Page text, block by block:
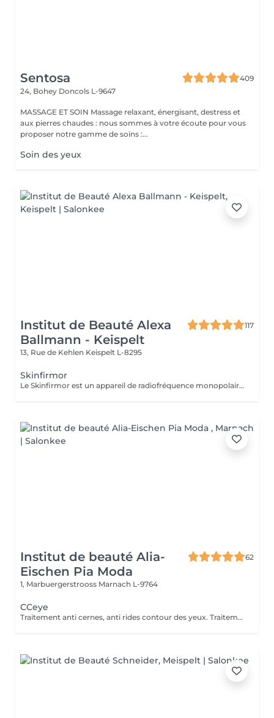
Sentosa
409
24, Bohey Doncols L-9647
MASSAGE ET SOIN Massage relaxant, énergisant, destress et
aux pierres chaudes : nous sommes à votre écoute pour vous
proposer notre gamme de soins :...
Soin des yeux
Institut de Beauté Alexa
Ballmann - Keispelt
117
13, Rue de Kehlen Keispelt L-8295
Skinfirmor
Le Skinfirmor est un appareil de radiofréquence monopolaire qui travail sur des rides locaux comme les yeux, la bouche et le frong
Institut de beauté Alia-
Eischen Pia Moda
62
1, Marbuergerstrooss Marnach L-9764
CCeye
Traitement anti cernes, anti rides contour des yeux. Traitements tâches brunes.